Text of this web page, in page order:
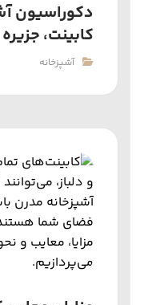
دکوراسیون
کابینت،
آشپزخانه